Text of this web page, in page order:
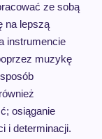
ze sobą
na lepszą
instrumencie
muzykę
osiąganie
i determinacji.